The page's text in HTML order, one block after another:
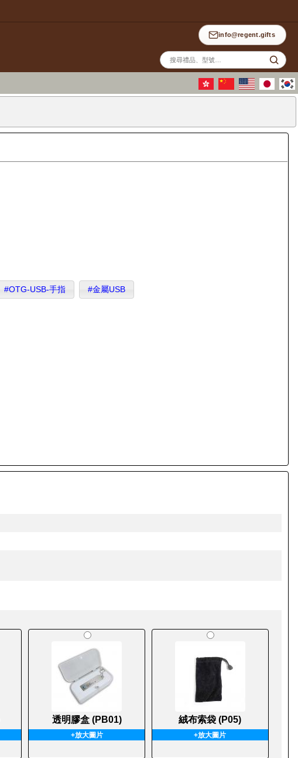
info@regent.gifts
站
內
搜
尋
#OTG-USB-手指 #金屬USB
透明膠盒 (PB01)
+放大圖片
絨布索袋 (P05)
+放大圖片